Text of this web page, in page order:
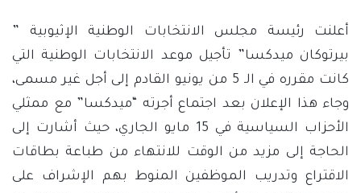
أعلنت رئيسة مجلس الانتخابات الوطنية الإثيوبية ”
بيرتوكان ميدكسا” تأجيل موعد الانتخابات الوطنية التي
كانت مقرره في الـ 5 من يونيو القادم إلى أجل غير مسمى،
وجاء هذا الإعلان بعد اجتماع أجرته “ميدكسا” مع ممثلي
الأحزاب السياسية في 15 مايو الجاري، حيث أشارت إلى
الحاجة إلى مزيد من الوقت للانتهاء من طباعة بطاقات
الاقتراع وتدريب الموظفين المنوط بهم الإشراف على